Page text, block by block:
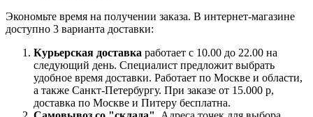
Экономьте время на получении заказа. В интернет-магазине
доступно 3 варианта доставки:
Курьерская доставка работает с 10.00 до 22.00 на
следующий день. Специалист предложит выбрать
удобное время доставки. Работает по Москве и области,
а также Санкт-Петербургу. При заказе от 15.000 р,
доставка по Москве и Питеру бесплатна.